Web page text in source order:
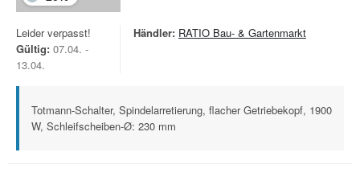
Leider verpasst!
Gültig: 07.04. -
13.04.
Händler: RATIO Bau- & Gartenmarkt
Totmann-Schalter, Spindelarretierung, flacher Getriebekopf, 1900
W, Schleifscheiben-Ø: 230 mm